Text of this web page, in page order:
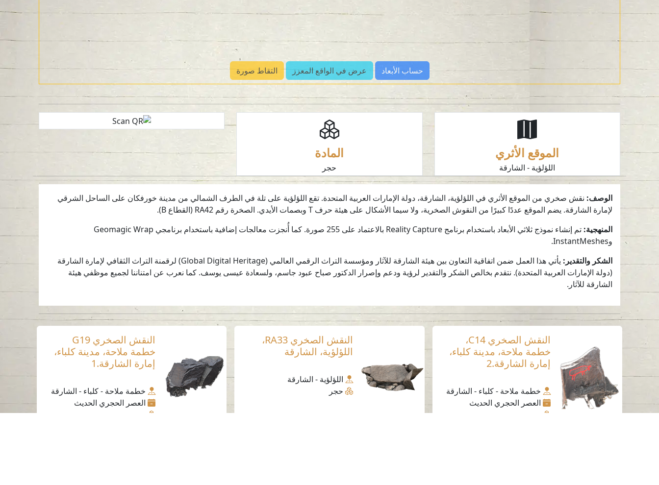
حساب الأبعاد عرض في الواقع المعزز التقاط صورة
الموقع الأثري
اللؤلؤية - الشارقة
المادة
حجر
الوصف: نقش صخري من الموقع الأثري في اللؤلؤية، الشارقة، دولة الإمارات العربية المتحدة. تقع اللؤلؤية على تلة في الطرف الشمالي من مدينة خورفكان على الساحل الشرقي
لإمارة الشارقة. يضم الموقع عددًا كبيرًا من النقوش الصخرية، ولا سيما الأشكال على هيئة حرف T وبصمات الأيدي. الصخرة رقم RA42 (القطاع B).
المنهجية:
تم إنشاء نموذج ثلاثي الأبعاد باستخدام برنامج Reality Capture بالاعتماد على 255 صورة. كما أُنجزت معالجات إضافية باستخدام برنامجي Geomagic Wrap
وInstantMeshes.
الشكر والتقدير:
يأتي هذا العمل ضمن اتفاقية التعاون بين هيئة الشارقة للآثار ومؤسسة التراث الرقمي العالمي (Global Digital Heritage) لرقمنة التراث الثقافي لإمارة الشارقة
(دولة الإمارات العربية المتحدة). نتقدم بخالص الشكر والتقدير لرؤية ودعم وإصرار الدكتور صباح عبود جاسم، ولسعادة عيسى يوسف. كما نعرب عن امتناننا لجميع موظفي هيئة
الشارقة للآثار.
النقش الصخري C14،
خطمة ملاحة، مدينة كلباء،
إمارة الشارقة.2
خطمة ملاحة - كلباء - الشارقة
العصر الحجري الحديث
النقش الصخري RA33،
اللؤلؤية، الشارقة
اللؤلؤية - الشارقة
حجر
النقش الصخري G19
خطمة ملاحة، مدينة كلباء،
إمارة الشارقة.1
خطمة ملاحة - كلباء - الشارقة
العصر الحجري الحديث